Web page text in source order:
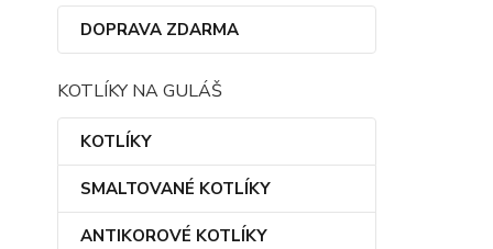
DOPRAVA ZDARMA
KOTLÍKY NA GULÁŠ
KOTLÍKY
SMALTOVANÉ KOTLÍKY
ANTIKOROVÉ KOTLÍKY